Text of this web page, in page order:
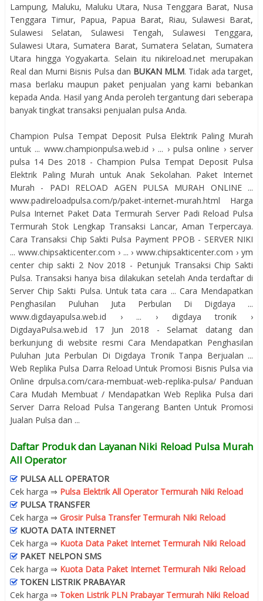
Lampung, Maluku, Maluku Utara, Nusa Tenggara Barat, Nusa
Tenggara Timur, Papua, Papua Barat, Riau, Sulawesi Barat,
Sulawesi Selatan, Sulawesi Tengah, Sulawesi Tenggara,
Sulawesi Utara, Sumatera Barat, Sumatera Selatan, Sumatera
Utara hingga Yogyakarta. Selain itu nikireload.net merupakan
Real dan Murni Bisnis Pulsa dan BUKAN MLM. Tidak ada target,
masa berlaku maupun paket penjualan yang kami bebankan
kepada Anda. Hasil yang Anda peroleh tergantung dari seberapa
banyak tingkat transaksi penjualan pulsa Anda.
Champion Pulsa Tempat Deposit Pulsa Elektrik Paling Murah
untuk ... www.championpulsa.web.id › ... › pulsa online › server
pulsa 14 Des 2018 - Champion Pulsa Tempat Deposit Pulsa
Elektrik Paling Murah untuk Anak Sekolahan. Paket Internet
Murah - PADI RELOAD AGEN PULSA MURAH ONLINE ...
www.padireloadpulsa.com/p/paket-internet-murah.html Harga
Pulsa Internet Paket Data Termurah Server Padi Reload Pulsa
Termurah Stok Lengkap Transaksi Lancar, Aman Terpercaya.
Cara Transaksi Chip Sakti Pulsa Payment PPOB - SERVER NIKI
... www.chipsakticenter.com › ... › www.chipsakticenter.com › ym
center chip sakti 2 Nov 2018 - Petunjuk Transaksi Chip Sakti
Pulsa. Transaksi hanya bisa dilakukan setelah Anda terdaftar di
Server Chip Sakti Pulsa. Untuk tata cara ... Cara Mendapatkan
Penghasilan Puluhan Juta Perbulan Di Digdaya ...
www.digdayapulsa.web.id › ... › digdaya tronik ›
DigdayaPulsa.web.id 17 Jun 2018 - Selamat datang dan
berkunjung di website resmi Cara Mendapatkan Penghasilan
Puluhan Juta Perbulan Di Digdaya Tronik Tanpa Berjualan ...
Web Replika Pulsa Darra Reload Untuk Promosi Bisnis Pulsa via
Online drpulsa.com/cara-membuat-web-replika-pulsa/ Panduan
Cara Mudah Membuat / Mendapatkan Web Replika Pulsa dari
Server Darra Reload Pulsa Tangerang Banten Untuk Promosi
Jualan Pulsa dan ...
Daftar Produk dan Layanan Niki Reload Pulsa Murah
All Operator
PULSA ALL OPERATOR
Cek harga ⇒ Pulsa Elektrik All Operator Termurah Niki Reload
PULSA TRANSFER
Cek harga ⇒ Grosir Pulsa Transfer Termurah Niki Reload
KUOTA DATA INTERNET
Cek harga ⇒ Kuota Data Paket Internet Termurah Niki Reload
PAKET NELPON SMS
Cek harga ⇒ Kuota Data Paket Internet Termurah Niki Reload
TOKEN LISTRIK PRABAYAR
Cek harga ⇒ Token Listrik PLN Prabayar Termurah Niki Reload